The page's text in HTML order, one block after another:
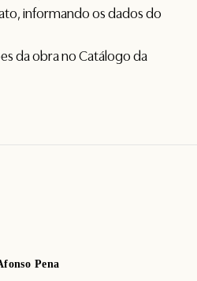
, informando os dados do
da obra no Catálogo da
Pena